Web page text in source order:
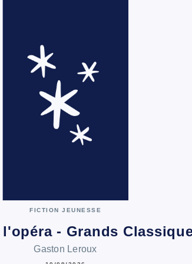
FICTION JEUNESSE
l'opéra - Grands
Gaston Leroux